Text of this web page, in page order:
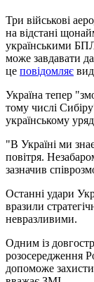
Три військові
на відстані
українськими
може завдавати
це повідомляє
Україна тепер
тому числі
українському
"В Україні ми
повітря.
зазначив
Останні удари
вразили
невразливими.
Одним із
розосередження
допоможе